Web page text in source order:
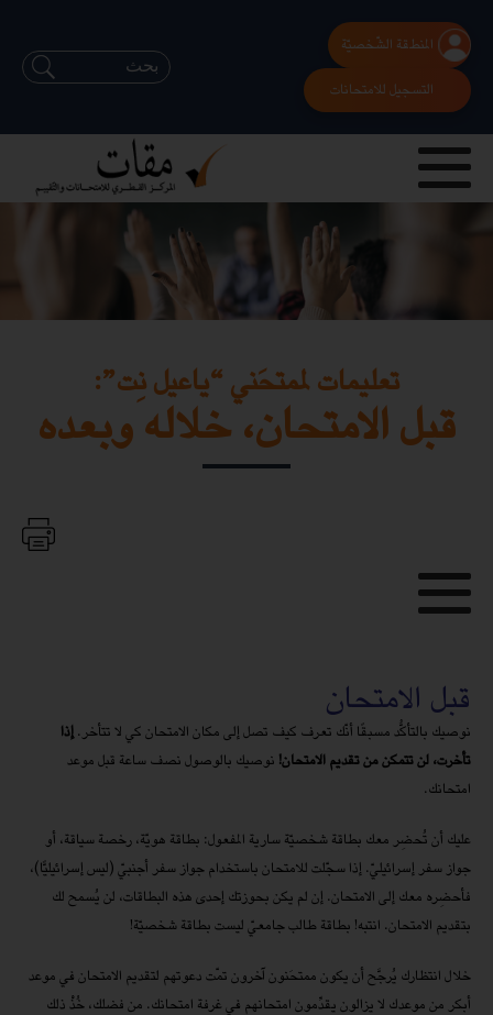
المنطقة الشّخصيّة
التسجيل للامتحانات
تعليمات لممتحَني “ياعيل نِت”:
قبل الامتحان، خلاله وبعده
قبل الامتحان
نوصيك بالتأكُّد مسبقًا أنّك تعرف كيف تصل إلى مكان الامتحان كي لا تتأخر.إذا
تأخرت، لن تتمكن من تقديم الامتحان! نوصيك بالوصول نصف ساعة قبل موعد
امتحانك.
عليك أن تُحضِر معك بطاقة شخصيّة سارية المفعول: بطاقة هويّة، رخصة سياقة، أو
جواز سفر إسرائيليّ. إذا سجّلت للامتحان باستخدام جواز سفر أجنبيّ (ليس إسرائيليًّا)،
فأحضِره معك إلى الامتحان. إن لم يكن بحوزتك إحدى هذه البطاقات، لن يُسمح لك
بتقديم الامتحان. انتبه! بطاقة طالب جامعيّ ليست بطاقة شخصيّة!
خلال انتظارك يُرجَّح أن يكون ممتحَنون آخرون تمّت دعوتهم لتقديم الامتحان في موعد
أبكر من موعدك لا يزالون يقدِّمون امتحانهم في غرفة امتحانك. من فضلك، خُذْ ذلك